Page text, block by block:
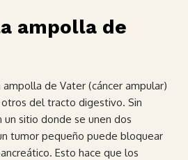
ampolla de
ampolla de Vater (cáncer ampular)
del tracto digestivo. Sin
sitio donde se unen dos
tumor pequeño puede bloquear
Esto hace que los